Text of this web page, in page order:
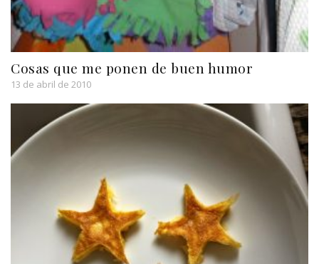
Cosas que me ponen de buen humor
13 de abril de 2010